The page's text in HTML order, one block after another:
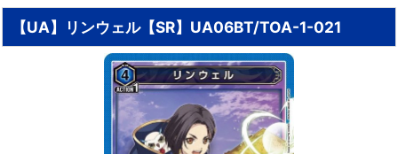
【UA】リンウェル【SR】UA06BT/TOA-1-021